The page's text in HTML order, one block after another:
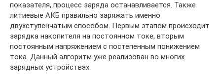
показателя, процесс заряда останавливается. Также
литиевые АКБ правильно заряжать именно
двухступенчатым способом. Первым этапом происходит
зарядка накопителя на постоянном токе, вторым
постоянным напряжением с постепенным понижением
тока. Данный алгоритм уже реализован во многих
зарядных устройствах.